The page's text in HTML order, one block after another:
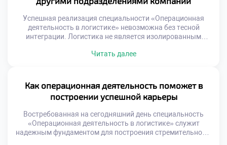
уникальный спрос на квалифицированные кадры.
Работодатели ищут специалистов, […]
Успешная реализация специальности «Операционная
деятельность в логистике» невозможна без тесной
интеграции. Логистика не является изолированным
Эффективность операций напрямую зависит от качества
интересов. Синергия подразделений создает устойчивое
конкурентное преимущество бизнеса. Многие компании
страдают от функциональных разрывов и локальной
оптимизации. Склад работает […]
Читать далее
Как операционная деятельность поможет в
построении успешной карьеры
Востребованная на сегодняшний день специальность
«Операционная деятельность в логистике» служит
надежным фундаментом для построения стремительной и